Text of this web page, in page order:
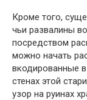
Кроме того,
чьи развалины
посредством
можно начать
вкодированные
стенах этой
узор на руинах